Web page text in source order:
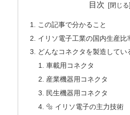
目次
この記事で分かること
イリソ電子工業の国内生産比
どんなコネクタを製造してい
車載用コネクタ
産業機器用コネクタ
民生機器用コネクタ
🔩 イリソ電子の主力技術